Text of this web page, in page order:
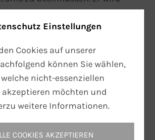
zu begrenzen oder
gezielt inWärmeenergie
Einheit des elektrischen
durch dasOmega-Symbol (Ω)
wird üblicherweise der
der sich vom englischen
ableitet.
Einstellungen
Cookies auf unserer
können Sie wählen,
nicht-essenziellen
akzeptieren möchten und
weitere Informationen.
COOKIES AKZEPTIEREN